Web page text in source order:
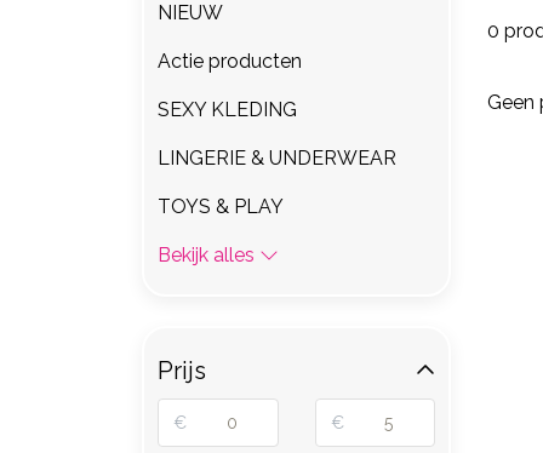
0
Geen
NIEUW
Actie producten
SEXY KLEDING
LINGERIE & UNDERWEAR
TOYS & PLAY
Bekijk alles
Prijs
€ €